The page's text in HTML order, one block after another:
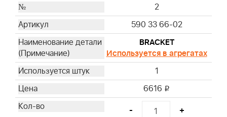
2
590 33 66-02
BRACKET
Используется в агрегатах
1
6616 i
- +